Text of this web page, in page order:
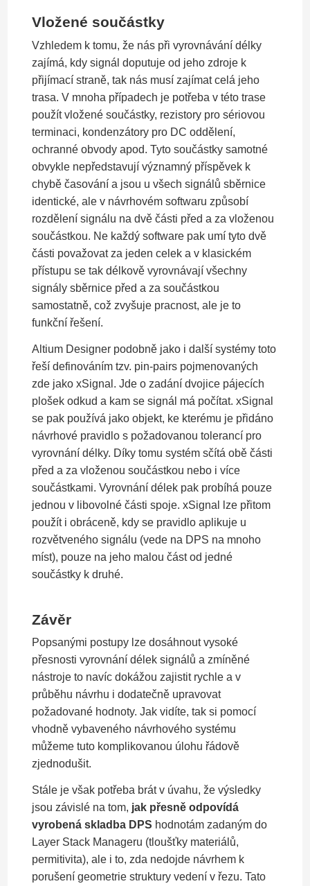
Vložené součástky
Vzhledem k tomu, že nás při vyrovnávání délky
zajímá, kdy signál doputuje od jeho zdroje k
přijímací straně, tak nás musí zajímat celá jeho
trasa. V mnoha případech je potřeba v této trase
použít vložené součástky, rezistory pro sériovou
terminaci, kondenzátory pro DC oddělení,
ochranné obvody apod. Tyto součástky samotné
obvykle nepředstavují významný příspěvek k
chybě časování a jsou u všech signálů sběrnice
identické, ale v návrhovém softwaru způsobí
rozdělení signálu na dvě části před a za vloženou
součástkou. Ne každý software pak umí tyto dvě
části považovat za jeden celek a v klasickém
přístupu se tak délkově vyrovnávají všechny
signály sběrnice před a za součástkou
samostatně, což zvyšuje pracnost, ale je to
funkční řešení.
Altium Designer podobně jako i další systémy toto
řeší definováním tzv. pin-pairs pojmenovaných
zde jako xSignal. Jde o zadání dvojice pájecích
plošek odkud a kam se signál má počítat. xSignal
se pak používá jako objekt, ke kterému je přidáno
návrhové pravidlo s požadovanou tolerancí pro
vyrovnání délky. Díky tomu systém sčítá obě části
před a za vloženou součástkou nebo i více
součástkami. Vyrovnání délek pak probíhá pouze
jednou v libovolné části spoje. xSignal lze přitom
použít i obráceně, kdy se pravidlo aplikuje u
rozvětveného signálu (vede na DPS na mnoho
míst), pouze na jeho malou část od jedné
součástky k druhé.
Závěr
Popsanými postupy lze dosáhnout vysoké
přesnosti vyrovnání délek signálů a zmíněné
nástroje to navíc dokážou zajistit rychle a v
průběhu návrhu i dodatečně upravovat
požadované hodnoty. Jak vidíte, tak si pomocí
vhodně vybaveného návrhového systému
můžeme tuto komplikovanou úlohu řádově
zjednodušit.
Stále je však potřeba brát v úvahu, že výsledky
jsou závislé na tom, jak přesně odpovídá
vyrobená skladba DPS hodnotám zadaným do
Layer Stack Manageru (tloušťky materiálů,
permitivita), ale i to, zda nedojde návrhem k
porušení geometrie struktury vedení v řezu. Tato